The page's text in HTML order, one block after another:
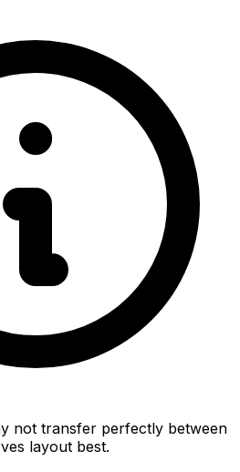
not transfer perfectly between
layout best.